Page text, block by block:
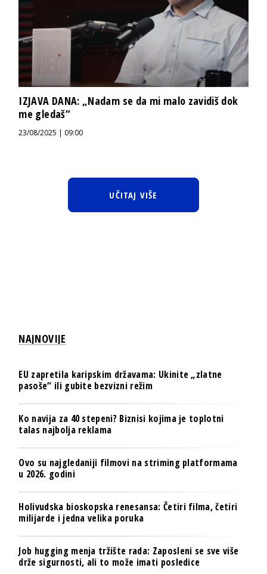
IZJAVA DANA: „Nadam se da mi malo zavidiš dok
me gledaš“
23/08/2025 | 09:00
UČITAJ VIŠE
NAJNOVIJE
EU zapretila karipskim državama: Ukinite „zlatne
pasoše“ ili gubite bezvizni režim
Ko navija za 40 stepeni? Biznisi kojima je toplotni
talas najbolja reklama
Ovo su najgledaniji filmovi na striming platformama
u 2026. godini
Holivudska bioskopska renesansa: Četiri filma, četiri
milijarde i jedna velika poruka
Job hugging menja tržište rada: Zaposleni se sve više
drže sigurnosti, ali to može imati posledice